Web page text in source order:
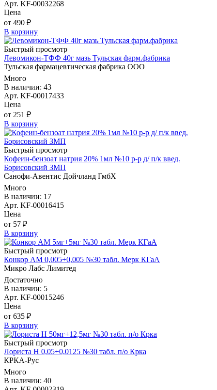
Арт. KF-00032268
Цена
от 490 ₽
В корзину
Быстрый просмотр
Левомикон-ТФФ 40г мазь Тульская фарм.фабрика
Тульская фармацевтическая фабрика ООО
Много
В наличии: 43
Арт. KF-00017433
Цена
от 251 ₽
В корзину
Быстрый просмотр
Кофеин-бензоат натрия 20% 1мл №10 р-р д/ п/к введ.
Борисовский ЗМП
Санофи-Авентис Дойчланд ГмбХ
Много
В наличии: 17
Арт. KF-00016415
Цена
от 57 ₽
В корзину
Быстрый просмотр
Конкор АМ 0,005+0,005 №30 табл. Мерк КГаА
Микро Лабс Лимитед
Достаточно
В наличии: 5
Арт. KF-00015246
Цена
от 635 ₽
В корзину
Быстрый просмотр
Лориста Н 0,05+0,0125 №30 табл. п/о Крка
КРКА-Рус
Много
В наличии: 40